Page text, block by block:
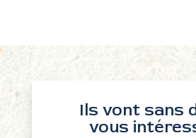
Ils vont sans
vous